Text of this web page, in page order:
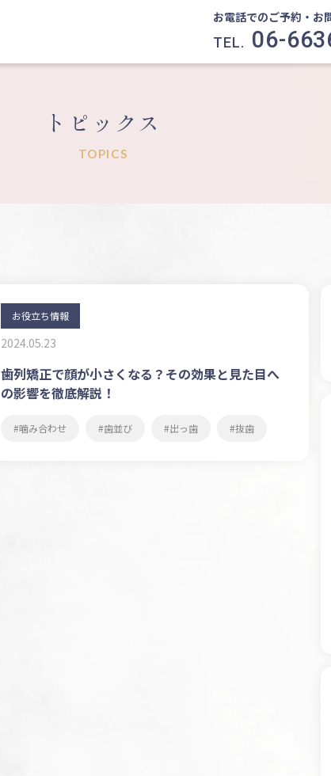
お電話でのご予約・お
TEL. 06-
トピックス
TOPICS
お役立ち情報
2024.05.23
歯列矯正で顔が小さくなる？その効果と見た目へ
の影響を徹底解説！
噛み合わせ 歯並び 出っ歯 抜歯